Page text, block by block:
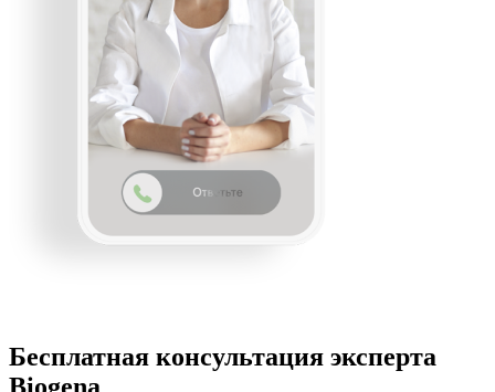
Бесплатная консультация эксперта
Biogena